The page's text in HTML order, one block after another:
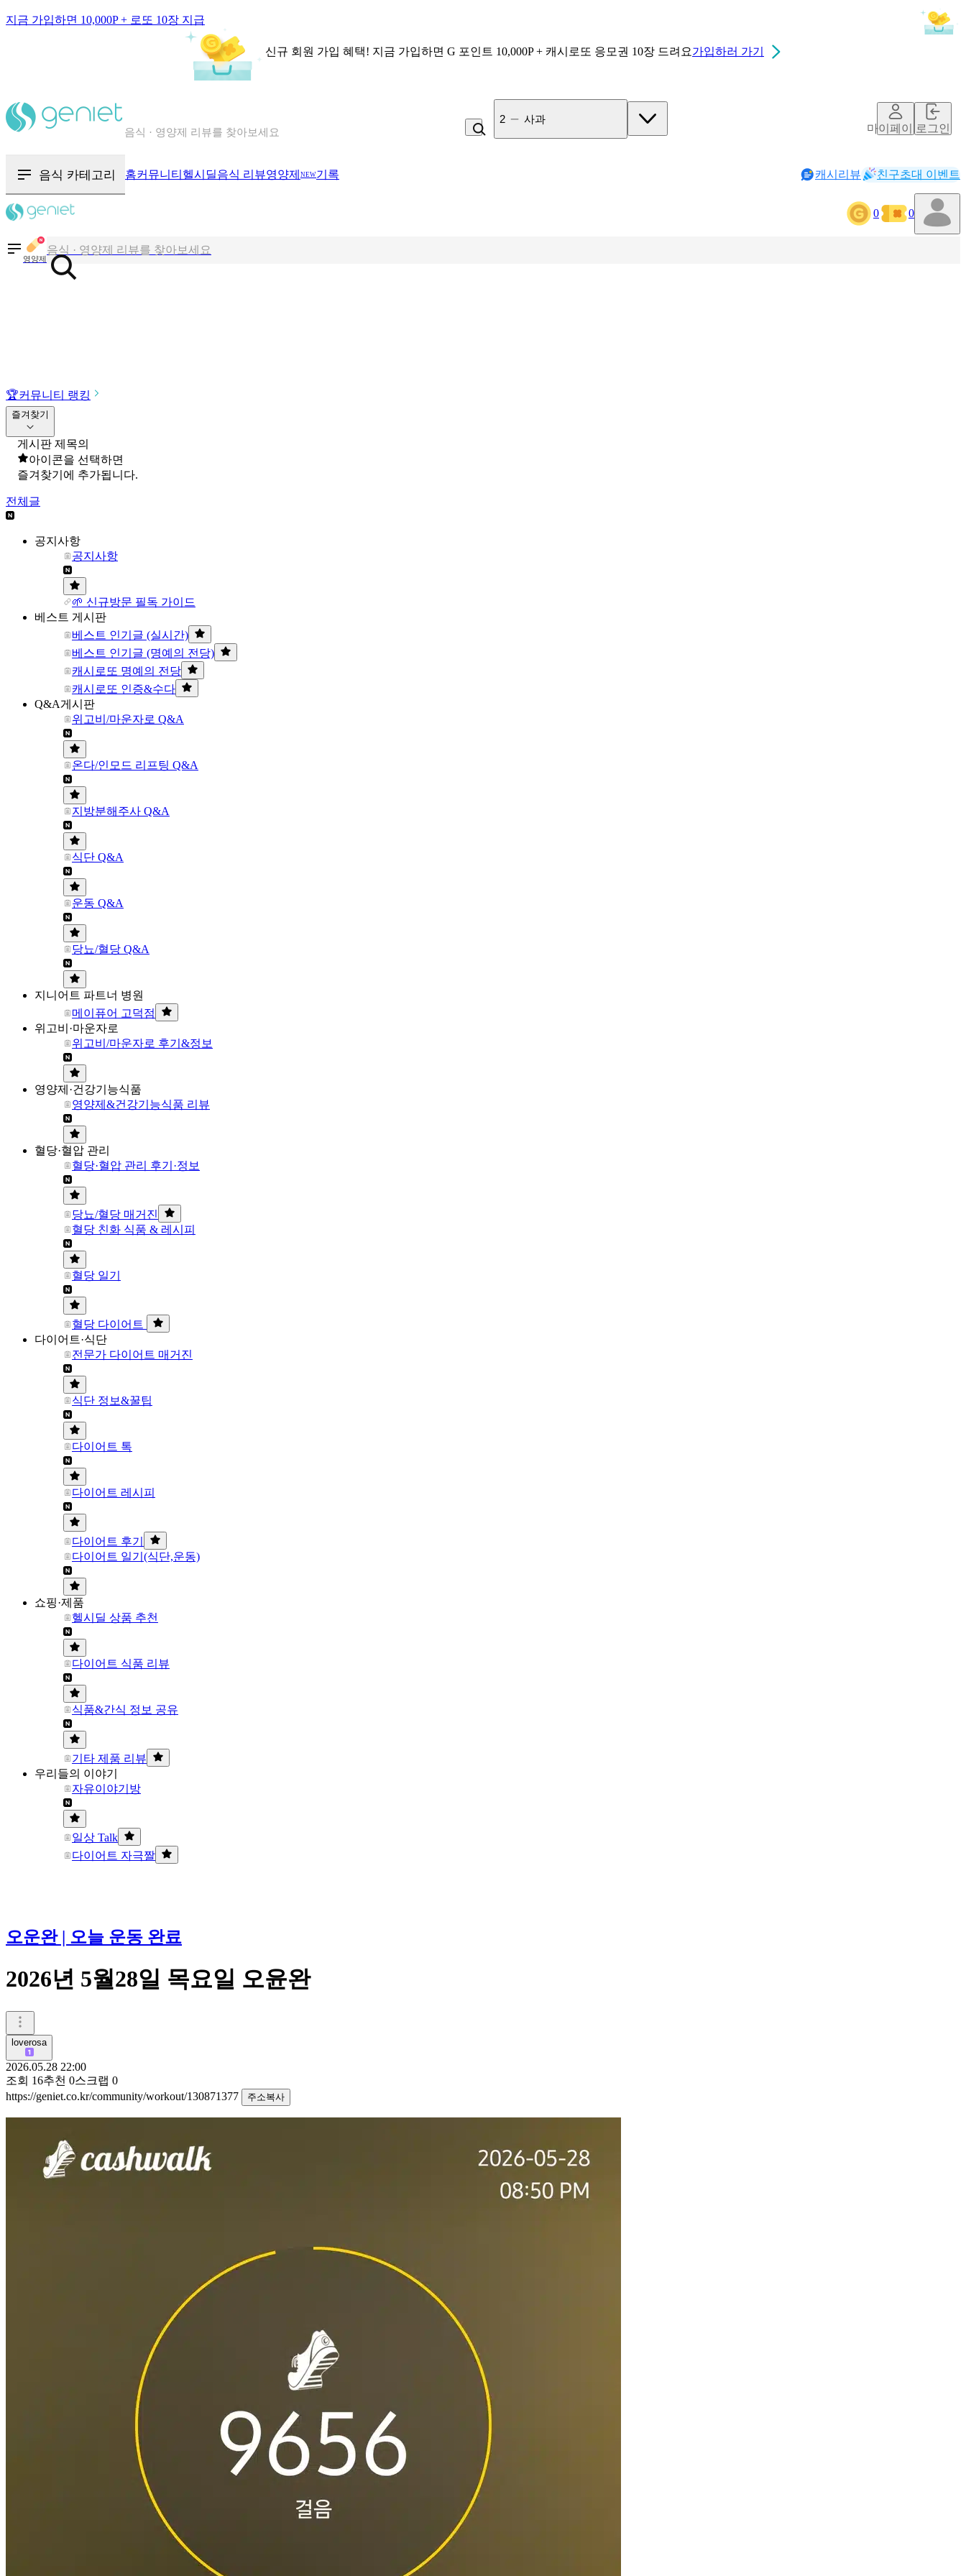
지금 가입하면 10,000P + 로또 10장 지급
신규 회원 가입 혜택! 지금 가입하면 G 포인트 10,000P + 캐시로또 응모권 10장 드려요가입하러 가기
칼로리와 영양성분을 검색해보세요
음식 · 영양제 리뷰를 찾아보세요
3 잡곡밥
마이페이지로그인
음식 카테고리 홈커뮤니티 헬시딜음식 리뷰영양제 NEW기록 캐시리뷰 친구초대 이벤트
0 0
영양제
칼로리와 영양성분을 검색해보세요
음식 · 영양제 리뷰를 찾아보세요
🏆커뮤니티 랭킹
즐겨찾기
게시판 제목의
아이콘을 선택하면
즐겨찾기에 추가됩니다.
전체글
공지사항
공지사항
🌱 신규방문 필독 가이드
베스트 게시판
베스트 인기글 (실시간)
베스트 인기글 (명예의 전당)
캐시로또 명예의 전당
캐시로또 인증&수다
Q&A게시판
위고비/마운자로 Q&A
온다/인모드 리프팅 Q&A
지방분해주사 Q&A
식단 Q&A
운동 Q&A
당뇨/혈당 Q&A
지니어트 파트너 병원
메이퓨어 고덕점
위고비·마운자로
위고비/마운자로 후기&정보
영양제·건강기능식품
영양제&건강기능식품 리뷰
혈당·혈압 관리
혈당·혈압 관리 후기·정보
당뇨/혈당 매거진
혈당 친화 식품 & 레시피
혈당 일기
혈당 다이어트
다이어트·식단
전문가 다이어트 매거진
식단 정보&꿀팁
다이어트 톡
다이어트 레시피
다이어트 후기
다이어트 일기(식단,운동)
쇼핑·제품
헬시딜 상품 추천
다이어트 식품 리뷰
식품&간식 정보 공유
기타 제품 리뷰
우리들의 이야기
자유이야기방
일상 Talk
다이어트 자극짤
오운완 | 오늘 운동 완료
2026년 5월28일 목요일 오윤완
loverosa
2026.05.28 22:00
조회 16추천 0스크랩 0
https://geniet.co.kr/community/workout/130871377
주소복사